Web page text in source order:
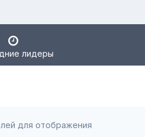
лидеры
для отображения